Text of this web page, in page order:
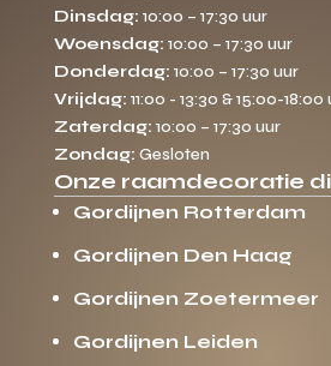
Dinsdag: 10:00 – 17:30 uur
Woensdag: 10:00 – 17:30 uur
Donderdag: 10:00 – 17:30 uur
Vrijdag: 11:00 - 13:30 & 15:00-18:00
Zaterdag: 10:00 – 17:30 uur
Zondag: Gesloten
Onze raamdecoratie
Gordijnen Rotterdam
Gordijnen Den Haag
Gordijnen Zoetermeer
Gordijnen Leiden